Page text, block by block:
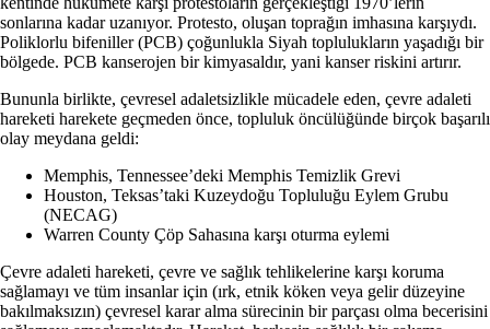
sonlarına kadar uzanıyor. Protesto, oluşan toprağın imhasına karşıydı.
Poliklorlu bifeniller(PCB) çoğunlukla Siyah toplulukların yaşadığı bir
bölgede. PCB kanserojen bir kimyasaldır, yani kanser riskini artırır.
Bununla birlikte, çevresel adaletsizlikle mücadele eden, çevre adaleti
hareketi harekete geçmeden önce, topluluk öncülüğünde birçok başarılı
olay meydana geldi:
Memphis, Tennessee’deki Memphis Temizlik Grevi
Houston, Teksas’taki Kuzeydoğu Topluluğu Eylem Grubu
(NECAG)
Warren County Çöp Sahasına karşı oturma eylemi
Çevre adaleti hareketi, çevre ve sağlık tehlikelerine karşı koruma
sağlamayı ve tüm insanlar için (ırk, etnik köken veya gelir düzeyine
bakılmaksızın) çevresel karar alma sürecinin bir parçası olma becerisini